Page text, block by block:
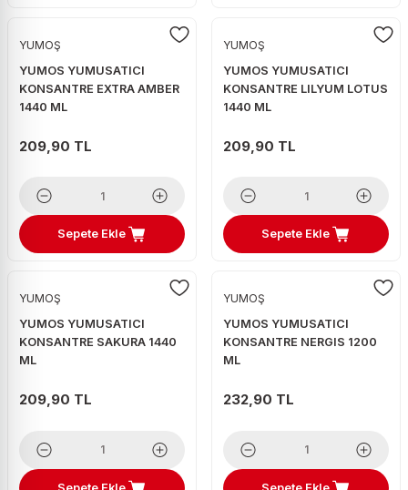
YUMOŞ
YUMOS YUMUSATICI
KONSANTRE EXTRA AMBER
1440 ML
209,90 TL
Sepete Ekle
YUMOŞ
YUMOS YUMUSATICI
KONSANTRE LILYUM LOTUS
1440 ML
209,90 TL
Sepete Ekle
YUMOŞ
YUMOS YUMUSATICI
KONSANTRE SAKURA 1440
ML
209,90 TL
YUMOŞ
YUMOS YUMUSATICI
KONSANTRE NERGIS 1200
ML
232,90 TL